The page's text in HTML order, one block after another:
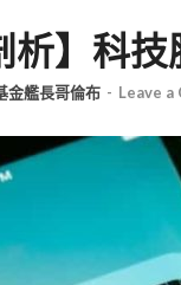
析】科
金艦長哥倫布 - Leave a